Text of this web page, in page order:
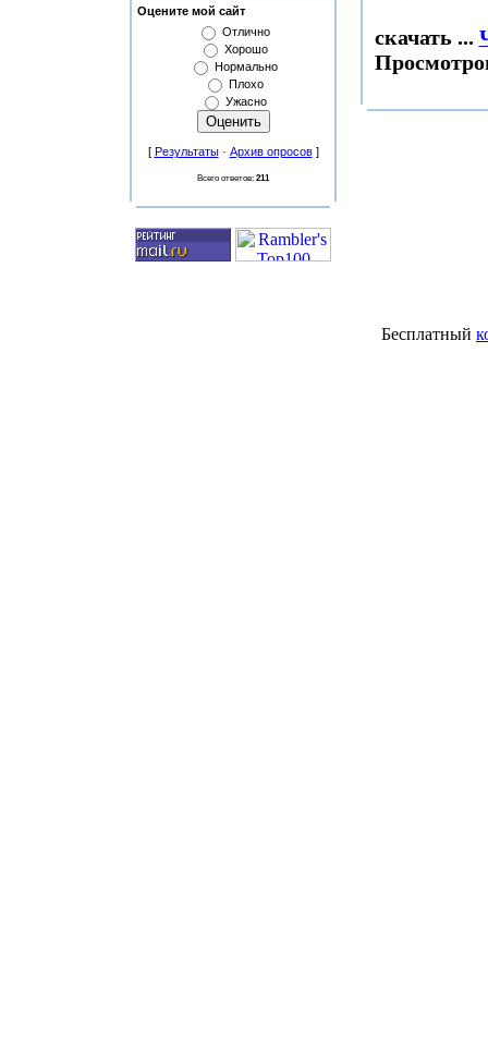
Оцените мой сайт
Отлично
Хорошо
Нормально
Плохо
Ужасно
[ Результаты· Архив опросов]
Всего ответов: 211
скачать ...
Бесплатный